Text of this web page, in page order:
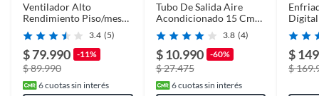
Ventilador Alto
Rendimiento Piso/mesa
20 V20aav6 Airolite
3.4 (5)
$ 79.990 -11%
$ 89.990
6cuotas sin interés
Tubo De Salida Aire
Acondicionado 15 Cm
Kuangye
3.8 (4)
$ 10.990 -60%
$ 27.475
6cuotas sin interés
EVT-
$
$